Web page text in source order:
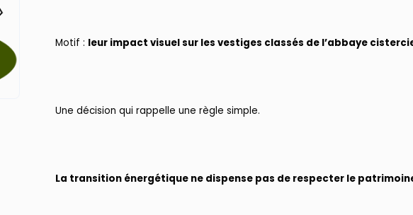
Motif : leur impact visuel sur les vestiges classés de l’abbaye
Une décision qui rappelle une règle simple.
La transition énergétique ne dispense pas de respecter le